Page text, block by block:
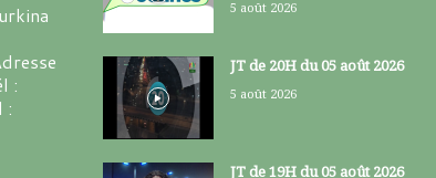
:
:
5 août 2026
JT de 20H du 05 août 2026
5 août 2026
JT de 19H du 05 août 2026